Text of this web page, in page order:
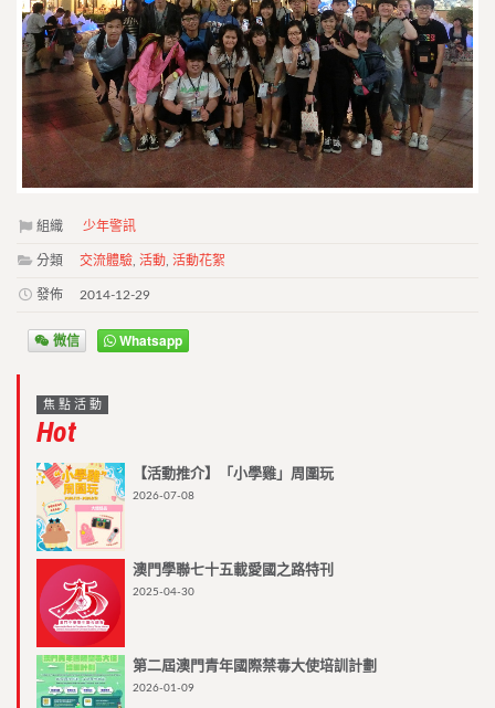
組織 少年警訊
分類 交流體驗 活動 活動花絮
發佈 2014-12-29
微信 Whatsapp
焦點活動
Hot
【活動推介】「小學雞」周圍玩
2026-07-08
澳門學聯七十五載愛國之路特刊
2025-04-30
第二屆澳門青年國際禁毒大使培訓計劃
2026-01-09